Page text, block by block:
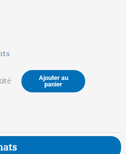
Ajouter au
panier